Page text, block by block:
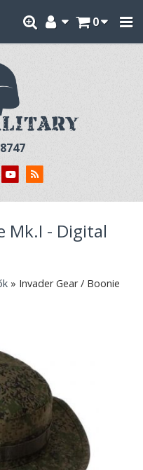
0
Mk.I - Digital
» Invader Gear / Boonie